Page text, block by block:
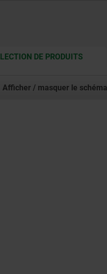
DE PRODUITS
Afficher / masquer le schéma